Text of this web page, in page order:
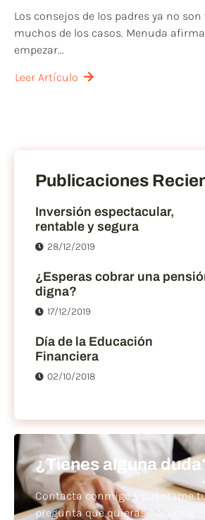
Los consejos de los padres ya no son
muchos de los casos. Menuda
empezar...
Leer Artículo
Publicaciones
Inversión espectacular,
rentable y segura
28/12/2019
¿Esperas cobrar una
digna?
17/12/2019
Día de la Educación
Financiera
02/10/2018
¿Tienes alguna
Contacta conmigo y cuéntame
pregunta que quieras hacerme